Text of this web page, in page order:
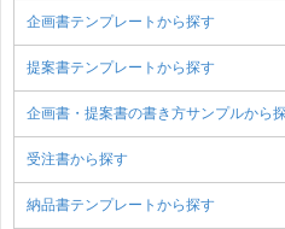
企画書テンプレートから探す
提案書テンプレートから探す
企画書・提案書の書き方サンプルから
受注書から探す
納品書テンプレートから探す